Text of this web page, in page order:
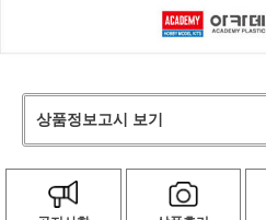
상품정보고시 보기